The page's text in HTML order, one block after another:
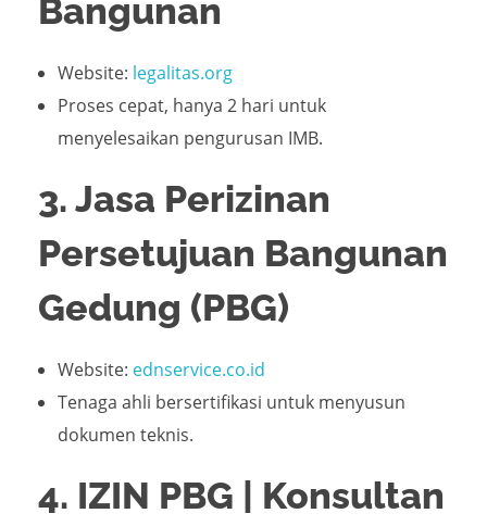
Bangunan
Website: legalitas.org
Proses cepat, hanya 2 hari untuk
menyelesaikan pengurusan IMB.
3. Jasa Perizinan
Persetujuan Bangunan
Gedung (PBG)
Website: ednservice.co.id
Tenaga ahli bersertifikasi untuk menyusun
dokumen teknis.
4. IZIN PBG | Konsultan